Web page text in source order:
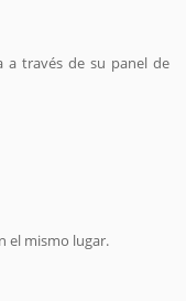
a través de su panel de
el mismo lugar.